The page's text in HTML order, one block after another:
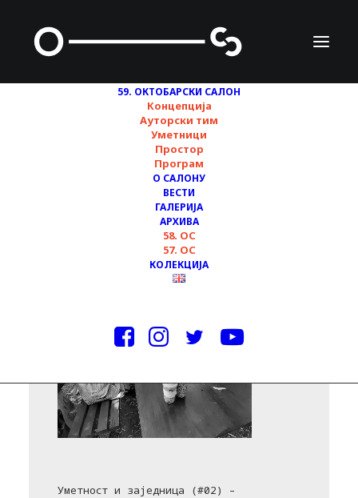
59. ОКТОБАРСКИ САЛОН
Концепција
Ауторски тим
Уметници
Простор
Програм
О САЛОНУ
ВЕСТИ
ГАЛЕРИЈА
АРХИВА
58. ОС
57. ОС
КОЛЕКЦИЈА
МЕСНА ЗАЈЕДНИЦА
„СТЈЕПАН ФИЛИПОВИЋ“
И ДЕБАТНИ ПРОГРАМ
Уметност и заједница (#02) –